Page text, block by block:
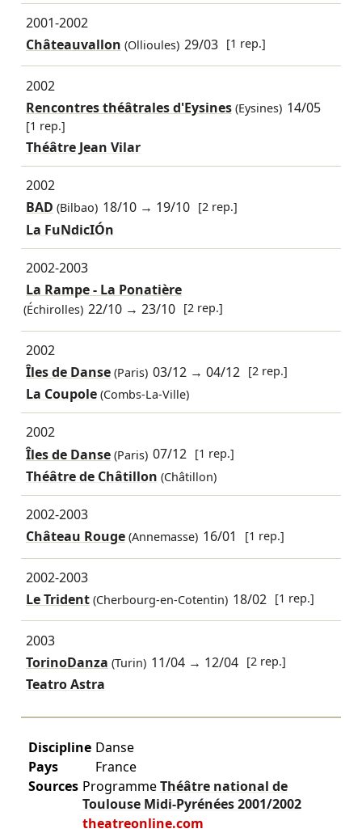
2001-2002
Châteauvallon (Ollioules) 29/03 [1 rep.]
2002
Rencontres théâtrales d'Eysines(Eysines) 14/05
[1 rep.]
Théâtre Jean Vilar
2002
BAD (Bilbao) 18/10 → 19/10 [2 rep.]
La FuNdicIÓn
2002-2003
La Rampe - La Ponatière
(Échirolles) 22/10 →23/10 [2 rep.]
2002
Îles de Danse(Paris) 03/12 →04/12 [2 rep.]
La Coupole (Combs-La-Ville)
2002
Îles de Danse(Paris) 07/12 [1 rep.]
Théâtre de Châtillon (Châtillon)
2002-2003
Château Rouge(Annemasse) 16/01 [1 rep.]
2002-2003
Le Trident(Cherbourg-en-Cotentin) 18/02 [1 rep.]
2003
TorinoDanza (Turin) 11/04 → 12/04 [2 rep.]
Teatro Astra
Discipline Danse
Pays
France
Sources ProgrammeThéâtre national de
Toulouse Midi-Pyrénées2001/2002
theatreonline.com